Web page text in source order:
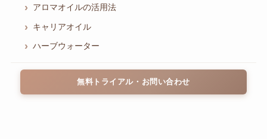
アロマオイルの活用法
キャリアオイル
ハーブウォーター
無料トライアル・お問い合わせ